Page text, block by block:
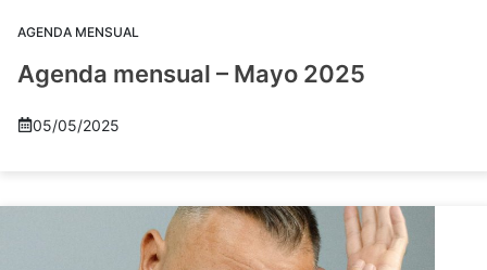
AGENDA MENSUAL
Agenda mensual – Mayo 2025
05/05/2025